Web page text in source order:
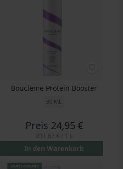
Boucleme Protein Booster
30 ML
Preis 24,95 €
In den Warenkorb
GRATIS VERSAND